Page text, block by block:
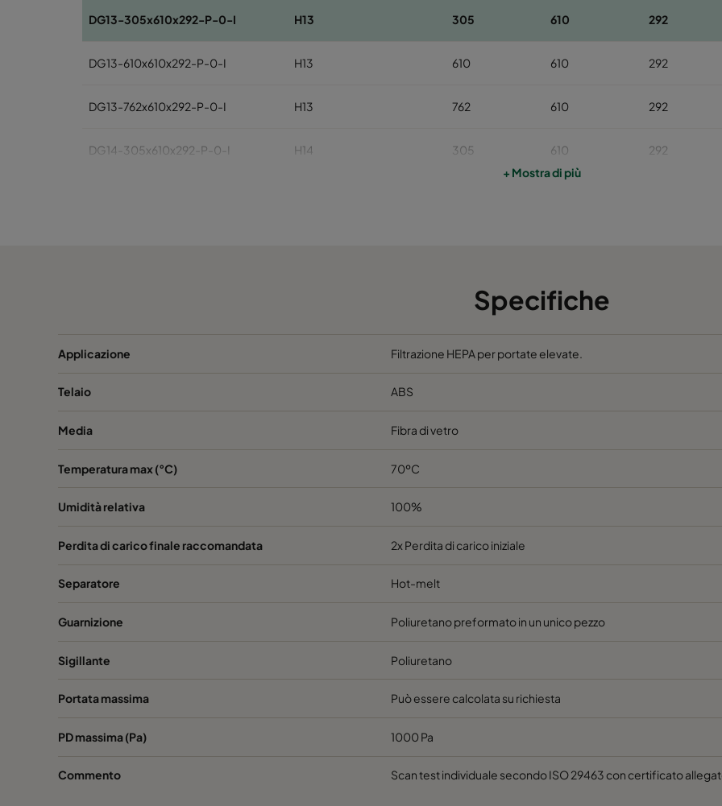
DG13-305x610x292-P-0-I H13 305 610 292
DG13-610x610x292-P-0-I H13 610 610 292
DG13-762x610x292-P-0-I H13 762 610 292
DG14-305x610x292-P-0-I H14 305 610 292
+ Mostra di più
Specifiche
Applicazione Filtrazione HEPA per portate elevate.
Telaio ABS
Media Fibra di vetro
Temperatura max (°C) 70ºC
Umidità relativa 100%
Perdita di carico finale raccomandata 2x Perdita di carico iniziale
Separatore Hot-melt
Guarnizione Poliuretano preformato in un unico pezzo
Sigillante Poliuretano
Portata massima Può essere calcolata su richiesta
PD massima (Pa) 1000 Pa
Commento Scan test individuale secondo ISO 29463 con certificato